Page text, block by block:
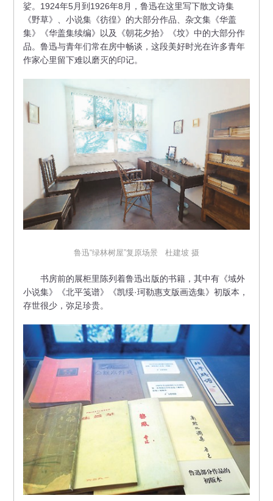
娑。1924年5月到1926年8月，鲁迅在这里写下散文诗集
《野草》、小说集《彷徨》的大部分作品、杂文集《华盖
集》《华盖集续编》以及《朝花夕拾》《坟》中的大部分作
品。鲁迅与青年们常在房中畅谈，这段美好时光在许多青年
作家心里留下难以磨灭的印记。
鲁迅“绿林树屋”复原场景 杜建坡 摄
书房前的展柜里陈列着鲁迅出版的书籍，其中有《域外
小说集》《北平笺谱》《凯绥·珂勒惠支版画选集》初版本，
存世很少，弥足珍贵。